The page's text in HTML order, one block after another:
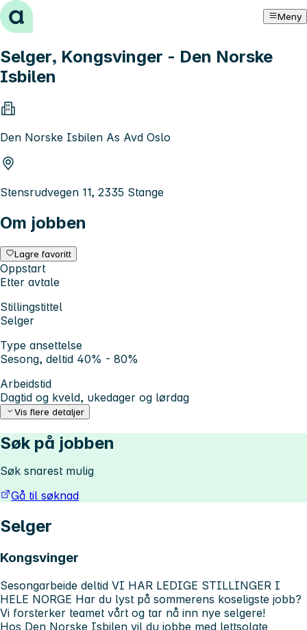
Hopp til innhold Meny
Selger, Kongsvinger - Den Norske
Isbilen
Den Norske Isbilen As Avd Oslo
Stensrudvegen 11, 2335 Stange
Om jobben
Lagre favoritt
Oppstart
Etter avtale
Stillingstittel
Selger
Type ansettelse
Sesong, deltid 40% - 80%
Arbeidstid
Dagtid og kveld, ukedager og lørdag
Vis flere detaljer
Søk på jobben
Søk snarest mulig
Gå til søknad
Selger
Kongsvinger
Sesongarbeide deltid VI HAR LEDIGE STILLINGER I
HELE NORGE Har du lyst på sommerens koseligste jobb?
Vi forsterker teamet vårt og tar nå inn nye selgere!
Hos Den Norske Isbilen vil du jobbe med lettsolgte